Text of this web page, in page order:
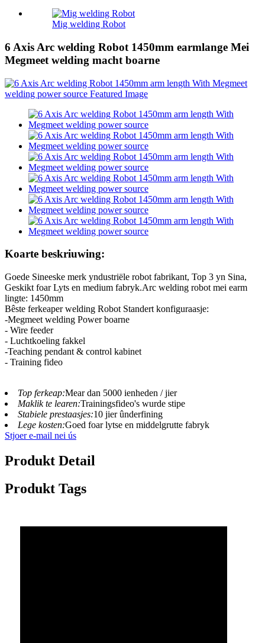
Mig welding Robot
6 Axis Arc welding Robot 1450mm earmlange Mei
Megmeet welding macht boarne
Koarte beskriuwing:
Goede Sineeske merk yndustriële robot fabrikant, Top 3 yn Sina,
Geskikt foar Lyts en medium fabryk.Arc welding robot mei earm
lingte: 1450mm
Bêste ferkeaper welding Robot Standert konfiguraasje:
-Megmeet welding Power boarne
- Wire feeder
- Luchtkoeling fakkel
-Teaching pendant & control kabinet
- Training fideo
Top ferkeap:Mear dan 5000 ienheden / jier
Maklik te learen:Trainingsfideo's wurde stipe
Stabiele prestaasjes:10 jier ûnderfining
Lege kosten:Goed foar lytse en middelgrutte fabryk
Stjoer e-mail nei ús
Produkt Detail
Produkt Tags